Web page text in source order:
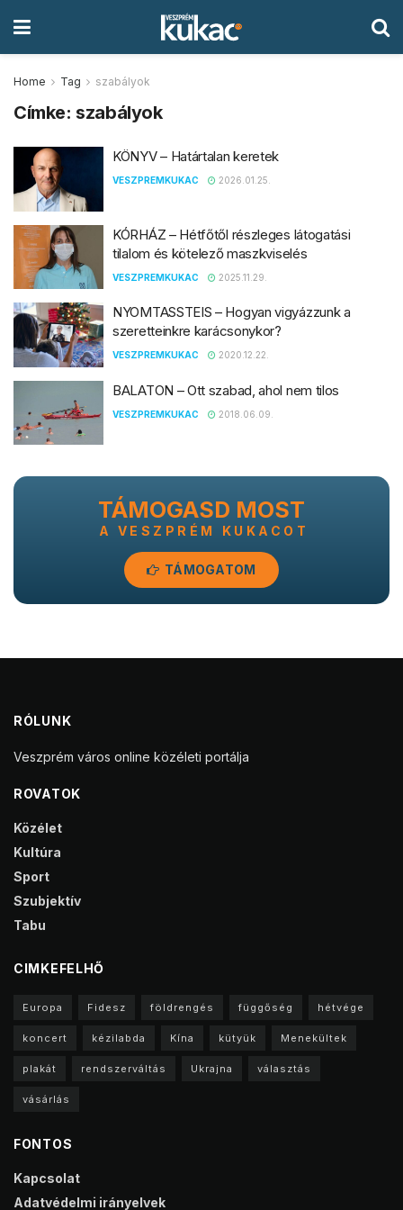
Home Tag szabályok
Címke: szabályok
KÖNYV – Határtalan keretek
VESZPREMKUKAC 2026.01.25.
KÓRHÁZ – Hétfőtől részleges látogatási
tilalom és kötelező maszkviselés
VESZPREMKUKAC 2025.11.29.
NYOMTASSTEIS – Hogyan vigyázzunk a
szeretteinkre karácsonykor?
VESZPREMKUKAC 2020.12.22.
BALATON – Ott szabad, ahol nem tilos
VESZPREMKUKAC 2018.06.09.
TÁMOGASD MOST
A VESZPRÉM KUKACOT
TÁMOGATOM
RÓLUNK
Veszprém város online közéleti portálja
ROVATOK
Közélet
Kultúra
Sport
Szubjektív
Tabu
CIMKEFELHŐ
Europa Fidesz földrengés függőség hétvége
koncert kézilabda Kína kütyük Menekültek
plakát rendszerváltás Ukrajna választás
vásárlás
FONTOS
Kapcsolat
Adatvédelmi irányelvek